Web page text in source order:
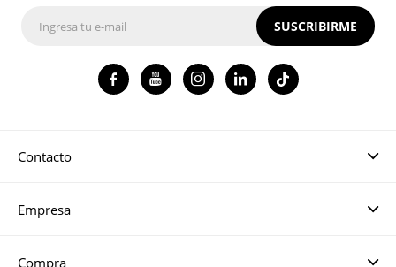
Contacto
Empresa
Compra
SUSCRIBIRME
   